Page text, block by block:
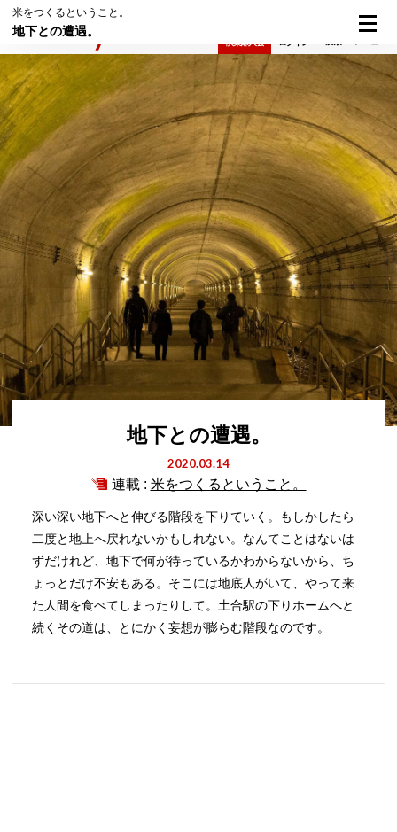
米をつくるということ。
地下との遭遇。
地下との遭遇。
2020.03.14
連載 : 米をつくるということ。
深い深い地下へと伸びる階段を下りていく。もしかしたら
二度と地上へ戻れないかもしれない。なんてことはないは
ずだけれど、地下で何が待っているかわからないから、ち
ょっとだけ不安もある。そこには地底人がいて、やって来
た人間を食べてしまったりして。土合駅の下りホームへと
続くその道は、とにかく妄想が膨らむ階段なのです。